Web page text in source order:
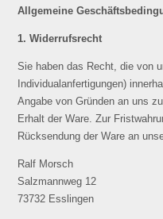
Allgemeine
1. Widerrufsrecht
Sie haben das Recht, die von
Individualanfertigungen)
Angabe von Gründen an uns
Erhalt der Ware. Zur
Rücksendung der Ware an
Ralf Morsch
Salzmannweg 12
73732 Esslingen